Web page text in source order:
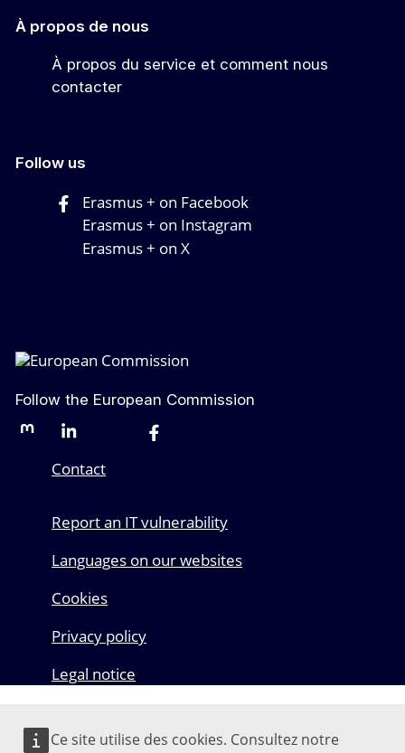
Ce site utilise des cookies. Consultez notre
À propos de nous
À propos du service et comment nous
contacter
Follow us
Erasmus + on Facebook
Erasmus + on Instagram
Erasmus + on X
Follow the European Commission
MastodonLinkedInBlueskyFacebook
Contact
Report an IT vulnerability
Languages on our websites
Cookies
Privacy policy
Legal notice